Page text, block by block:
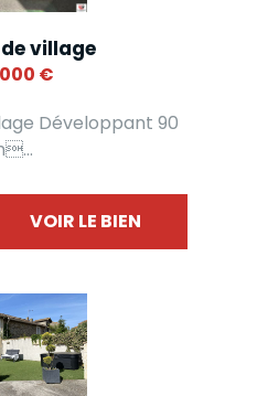
village
€
Développant 90
VOIR LE BIEN